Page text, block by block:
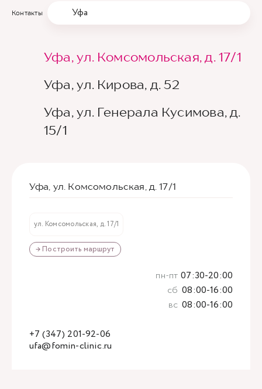
Контакты Уфа
Уфа, ул. Комсомольская, д. 17/1
Уфа, ул. Кирова, д. 52
Уфа, ул. Генерала Кусимова, д.
15/1
Уфа, ул. Комсомольская, д. 17/1
ул. Комсомольская, д. 17/1
→ Построить маршрут
ufa@fomin-clinic.ru
+7 (347) 201-92-06
пн-пт 07:30-20:00
сб 08:00-16:00
вс 08:00-16:00